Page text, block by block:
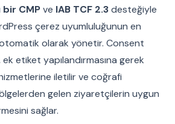
bir CMPve IAB TCF 2.3desteğiyle
çerez uyumluluğunun en
olarak yönetir. Consent
etiket yapılandırmasına gerek
iletilir ve coğrafi
gelen ziyaretçilerin uygun
sağlar.